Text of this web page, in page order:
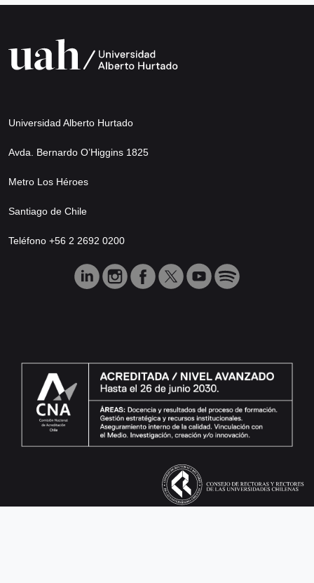
Universidad Alberto Hurtado
Avda. Bernardo O’Higgins 1825
Metro Los Héroes
Santiago de Chile
Teléfono +56 2 2692 0200